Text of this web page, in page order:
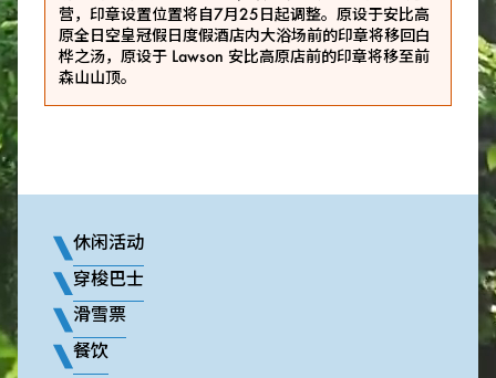
营，印章设置位置将自7月25日起调整。原设于安比高
原全日空皇冠假日度假酒店内大浴场前的印章将移回白
桦之汤，原设于 Lawson 安比高原店前的印章将移至前
森山山顶。
休闲活动
穿梭巴士
滑雪票
餐饮